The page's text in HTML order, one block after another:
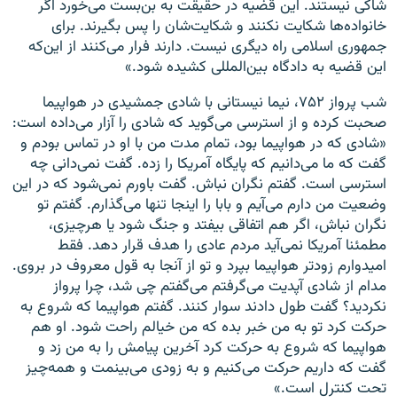
شاکی نیستند. این قضیه در حقیقت به بن‌بست می‌خورد اگر
خانواده‌ها شکایت نکنند و شکایت‌شان را پس بگیرند. برای
جمهوری اسلامی راه دیگری نیست. دارند فرار می‌کنند از اینکه
این قضیه به دادگاه بین‌المللی کشیده شود.»
شب پرواز ۷۵۲، نیما نیستانی با شادی جمشیدی در هواپیما
صحبت کرده و از استرسی می‌گوید که شادی را آزار می‌داده است:
«شادی که در هواپیما بود، تمام مدت من با او در تماس بودم و
گفت که ما می‌دانیم که پایگاه آمریکا را زده. گفت نمی‌دانی چه
استرسی است. گفتم نگران نباش. گفت باورم نمی‌شود که در این
وضعیت من دارم می‌آیم و بابا را اینجا تنها می‌گذارم. گفتم تو
نگران نباش، اگر هم اتفاقی بیفتد و جنگ شود یا هرچیزی،
مطمئنا آمریکا نمی‌آید مردم عادی را هدف قرار دهد. فقط
امیدوارم زودتر هواپیما بپرد و تو از آنجا به قول معروف در بروی.
مدام از شادی آپدیت می‌گرفتم می‌گفتم چی شد، چرا پرواز
نکردید؟ گفت طول دادند سوار کنند. گفتم هواپیما که شروع به
حرکت کرد تو به من خبر بده که من خیالم راحت شود. او هم
هواپیما که شروع به حرکت کرد آخرین پیامش را به من زد و
گفت که داریم حرکت می‌کنیم و به زودی می‌بینمت و همه‌چیز
تحت کنترل است.»